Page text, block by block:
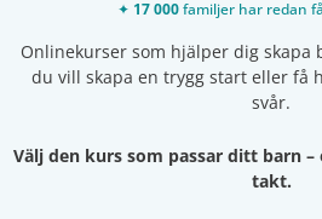
✦ 17 000familjer har redan
Onlinekurser som hjälper dig skapa
du vill skapa en trygg start eller få
svår.
Välj den kurs som passar ditt barn
takt.